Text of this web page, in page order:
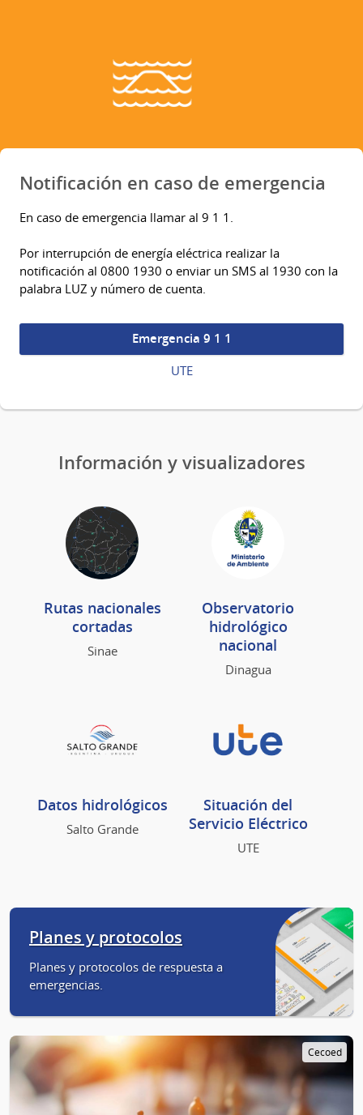
Notificación en caso de emergencia
En caso de emergencia llamar al 9 1 1.
Por interrupción de energía eléctrica realizar la
notificación al 0800 1930 o enviar un SMS al 1930 con la
palabra LUZ y número de cuenta.
Emergencia 9 1 1
UTE
Información y visualizadores
Rutas nacionales
cortadas
Sinae
Observatorio
hidrológico
nacional
Dinagua
Datos hidrológicos
Salto Grande
Situación del
Servicio Eléctrico
UTE
Planes y protocolos
Planes y protocolos de respuesta a
emergencias.
Cecoed